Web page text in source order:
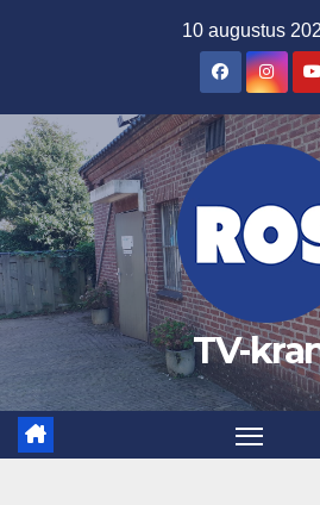
inhoud
10 augustus
TV-